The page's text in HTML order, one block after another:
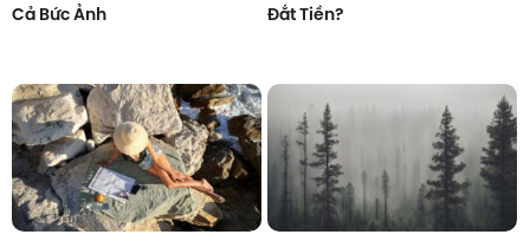
Cả Bức Ảnh
Đắt Tiền?